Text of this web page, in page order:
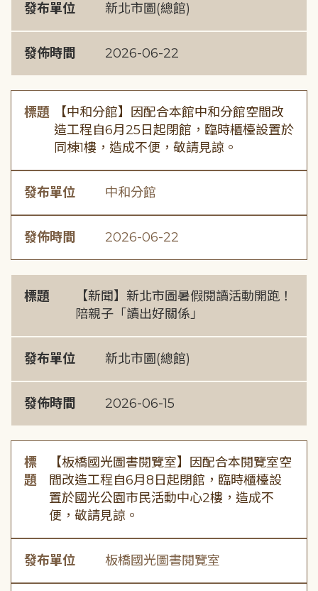
發布單位 新北市圖(總館)
發佈時間 2026-06-22
標題
【中和分館】因配合本館中和分館空間改
造工程自6月25日起閉館，臨時櫃檯設置於
同棟1樓，造成不便，敬請見諒。
發布單位 中和分館
發佈時間 2026-06-22
標題
【新聞】新北市圖暑假閱讀活動開跑！
陪親子「讀出好關係」
發布單位 新北市圖(總館)
發佈時間 2026-06-15
標
題
【板橋國光圖書閱覽室】因配合本閱覽室空
間改造工程自6月8日起閉館，臨時櫃檯設
置於國光公園市民活動中心2樓，造成不
便，敬請見諒。
發布單位 板橋國光圖書閱覽室